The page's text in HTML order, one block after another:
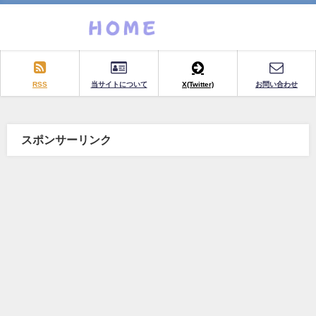
RSS 当サイトについて X(Twitter) お問い合わせ
スポンサーリンク